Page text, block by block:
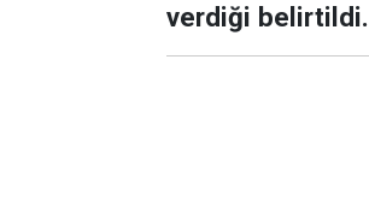
verdiği belirtildi.